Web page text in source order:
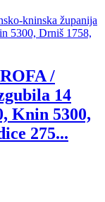
/
14
Knin 5300,
275...